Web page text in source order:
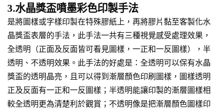
3.水晶獎盃噴墨彩色印製手法
是將圖樣或字樣印製在特殊膠紙上，再將膠片黏至客製化水
晶獎盃表層的手法，此手法一共有三種視覺感受處理效果，
全透明（正面及反面皆可看見圖樣，一正和一反圖樣），半
透明、不透明效果。此手法的好處是：全透明可以保有水晶
獎盃的透明晶亮，且可以得到漸層顏色印刷圖樣，圖樣透明
正及反面有一正和一反圖樣；半透明能讓印製的漸層圖樣相
較全透明更為清楚利於觀賞；不透明像是把漸層顏色圖樣印